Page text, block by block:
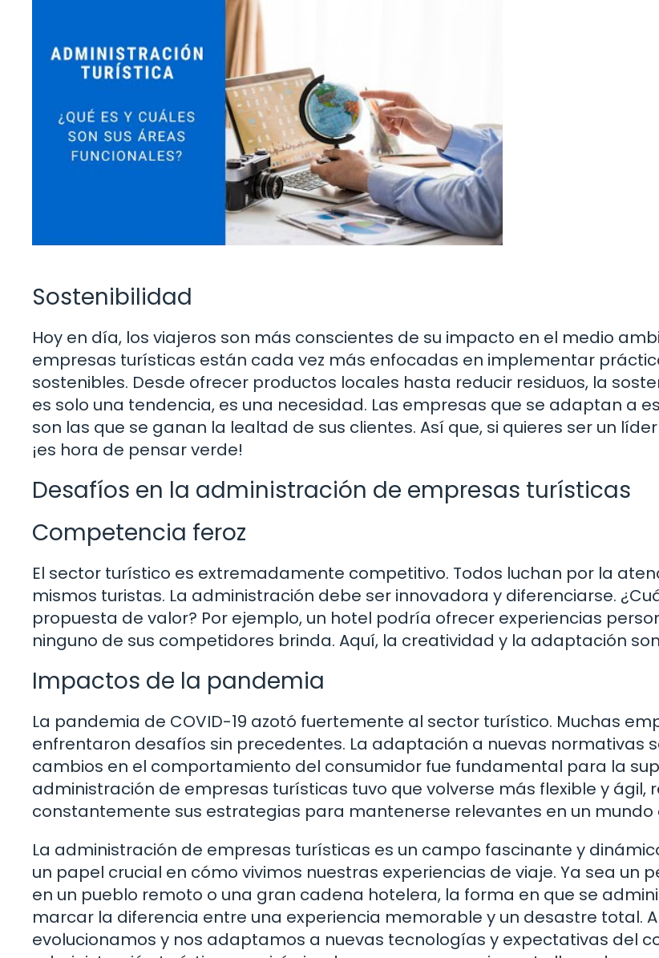
Sostenibilidad
Hoy en día, los viajeros son más conscientes de su impacto en el medio
empresas turísticas están cada vez más enfocadas en implementar
sostenibles. Desde ofrecer productos locales hasta reducir residuos, la
es solo una tendencia, es una necesidad. Las empresas que se adaptan a
son las que se ganan la lealtad de sus clientes. Así que, si quieres ser un
¡es hora de pensar verde!
Desafíos en la administración de empresas turísticas
Competencia feroz
El sector turístico es extremadamente competitivo. Todos luchan por la
mismos turistas. La administración debe ser innovadora y diferenciarse.
propuesta de valor? Por ejemplo, un hotel podría ofrecer experiencias
ninguno de sus competidores brinda. Aquí, la creatividad y la adaptación
Impactos de la pandemia
La pandemia de COVID-19 azotó fuertemente al sector turístico. Muchas
enfrentaron desafíos sin precedentes. La adaptación a nuevas normativas
cambios en el comportamiento del consumidor fue fundamental para la
administración de empresas turísticas tuvo que volverse más flexible y ágil,
constantemente sus estrategias para mantenerse relevantes en un
La administración de empresas turísticas es un campo fascinante y
un papel crucial en cómo vivimos nuestras experiencias de viaje. Ya sea un
en un pueblo remoto o una gran cadena hotelera, la forma en que se
marcar la diferencia entre una experiencia memorable y un desastre total.
evolucionamos y nos adaptamos a nuevas tecnologías y expectativas del